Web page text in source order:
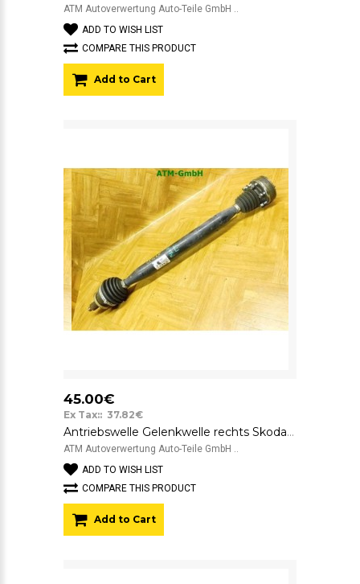
ATM Autoverwertung Auto-Teile GmbH ..
ADD TO WISH LIST
COMPARE THIS PRODUCT
Add to Cart
45.00€
Ex Tax:: 37.82€
Antriebswelle Gelenkwelle rechts Skoda Fabia 1 Beifahrerseite 6Q0407272BD
ATM Autoverwertung Auto-Teile GmbH ..
ADD TO WISH LIST
COMPARE THIS PRODUCT
Add to Cart